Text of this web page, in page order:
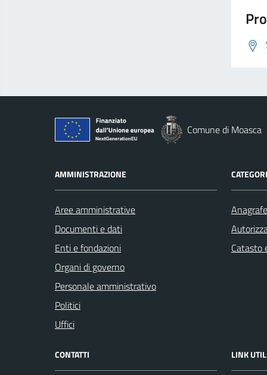
Comune di Moasca
AMMINISTRAZIONE
Aree amministrative
Documenti e dati
Enti e fondazioni
Organi di governo
Personale amministrativo
Politici
Uffici
Catasto
CONTATTI LINK